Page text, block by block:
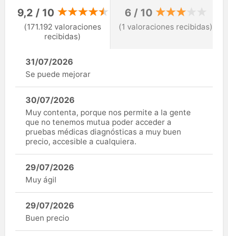
9,2 / 10
(171.192 valoraciones
recibidas)
6 / 10
(1 valoraciones recibidas)
31/07/2026
Se puede mejorar
30/07/2026
Muy contenta, porque nos permite a la gente
que no tenemos mutua poder acceder a
pruebas médicas diagnósticas a muy buen
precio, accesible a cualquiera.
29/07/2026
Muy ágil
29/07/2026
Buen precio